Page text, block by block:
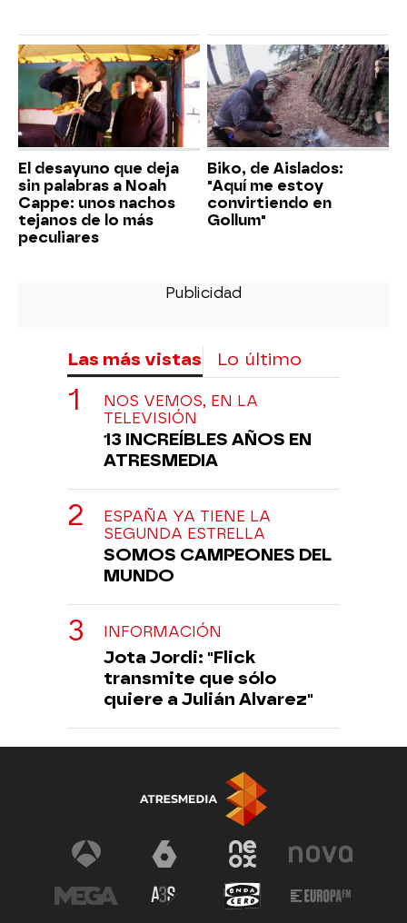
El desayuno que deja
sin palabras a Noah
Cappe: unos nachos
tejanos de lo más
peculiares
Biko, de Aislados:
"Aquí me estoy
convirtiendo en
Gollum"
Las más vistas Lo último
NOS VEMOS, EN LA
TELEVISIÓN
13 INCREÍBLES AÑOS EN
ATRESMEDIA
ESPAÑA YA TIENE LA
SEGUNDA ESTRELLA
SOMOS CAMPEONES DEL
MUNDO
INFORMACIÓN
Jota Jordi: "Flick
transmite que sólo
quiere a Julián Alvarez"